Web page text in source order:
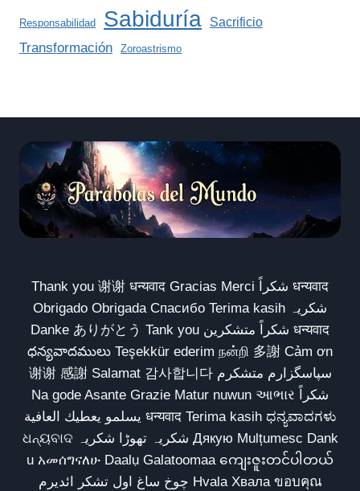
Responsabilidad Sabiduría Sacrificio
Transformación Zoroastrismo
Thank you 谢谢 धन्यवाद Gracias Merci شكراً धन्यवाद
Obrigado Obrigada Спасибо Terima kasih شکریہ
Danke ありがとう Tank you شكراً متشكرين धन्यवाद
ధన్యవాదములు Teşekkür ederim நன்றி 多謝 Cảm ơn
谢谢 感謝 Salamat 감사합니다 سپاسگزارم متشکرم
Na gode Asante Grazie Matur nuwun આભાર شكراً
يسلمو يعطيك العافية धन्यवाद Terima kasih ಧನ್ಯವಾದಗಳು
ଧନ୍ୟବାଦ شکریہ تھوڑا شکریہ Дякую Mulțumesc Dank
u አመሰግናለሁ Daalụ Galatoomaa ကျေးဇူးတင်ပါတယ်
چوخ ساغ اول تشکر ائدیرم Hvala Хвала ขอบคุณ